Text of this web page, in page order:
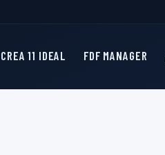
CREA 11 IDEAL FDF MANAGER